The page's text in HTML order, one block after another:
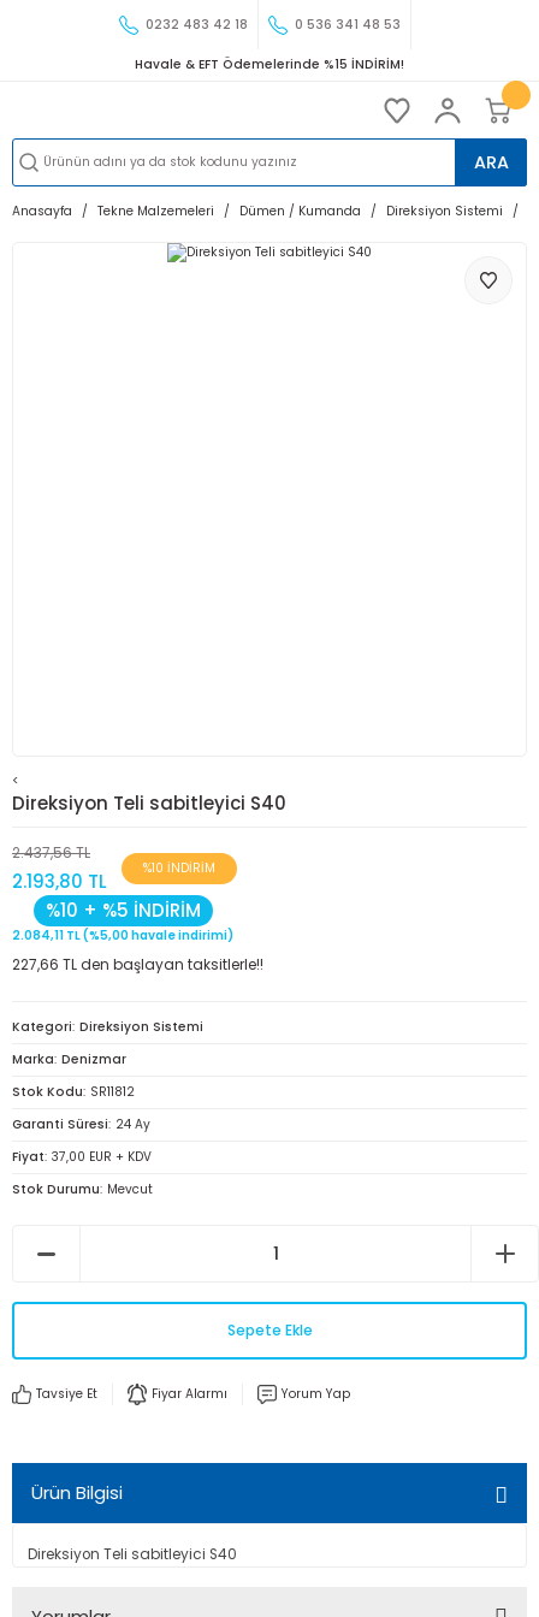
0232 483 42 18 0 536 341 48 53
Havale & EFT Ödemelerinde %15 İNDİRİM!
ARA
Anasayfa Tekne Malzemeleri Dümen / Kumanda Direksiyon Sistemi
<
Direksiyon Teli sabitleyici S40
2.437,56 TL
2.193,80 TL
%10 İNDİRİM
%10 + %5 İNDİRİM
2.084,11 TL (%5,00 havale indirimi)
227,66 TL den başlayan taksitlerle!!
Kategori Direksiyon Sistemi
Marka Denizmar
Stok Kodu SR11812
Garanti Süresi 24 Ay
Fiyat 37,00 EUR + KDV
Stok Durumu Mevcut
Sepete Ekle
Tavsiye Et Fiyar Alarmı Yorum Yap
Ürün Bilgisi
Direksiyon Teli sabitleyici S40